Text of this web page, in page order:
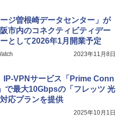
ージ曽根崎データセンター」が
市内のコネクティビティデー
として2026年1月開業予定
2023年11月8日
IP-VPNサービス「Prime Conn
で最大10Gbpsの「フレッツ 光
応プランを提供
2025年10月1日